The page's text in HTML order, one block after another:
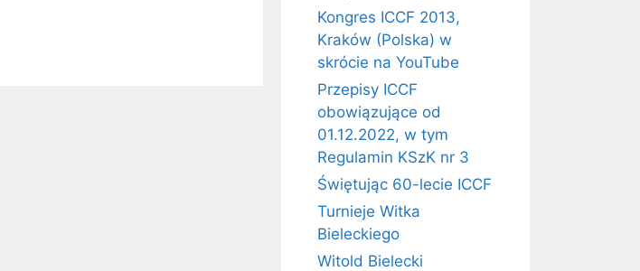
Kongres ICCF 2013,
Kraków (Polska) w
skrócie na YouTube
Przepisy ICCF
obowiązujące od
01.12.2022, w tym
Regulamin KSzK nr 3
Świętując 60-lecie ICCF
Turnieje Witka
Bieleckiego
Witold Bielecki